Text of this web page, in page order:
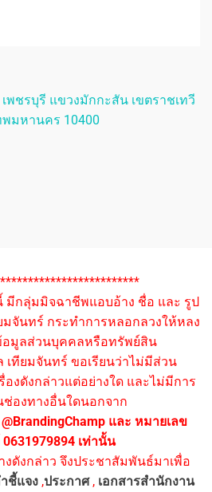
เพชรบุรี แขวงมักกะสัน เขตราชเทวี
พมหานคร 10400
มีกลุ่มมิจฉาชีพแอบอ้าง ชื่อ และ รูป
จันทร์ กระทำการหลอกลวงให้หลง
อมูลส่วนบุคคลหรือทรัพย์สิน
เทียมจันทร์ ขอเรียนว่าไม่มีส่วน
องดังกล่าวแต่อย่างใด และไม่มีการ
องทางอื่นใดนอกจาก
และ หมายเลข
เท่านั้น
ดังกล่าว จึงประชาสัมพันธ์มาเพื่อ
ชี้แจง ,ประกาศ, เอกสารสำนักงาน